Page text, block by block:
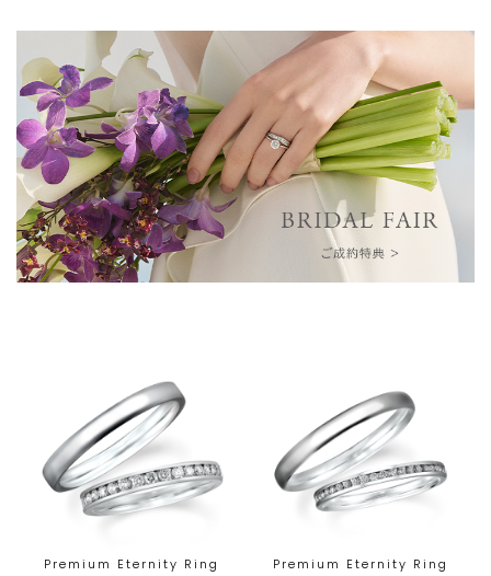
Premium Eternity Ring Premium Eternity Ring